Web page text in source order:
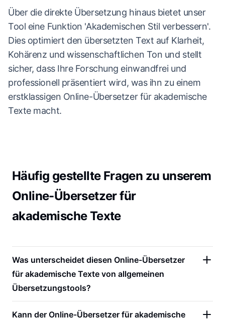
Über die direkte Übersetzung hinaus bietet unser
Tool eine Funktion 'Akademischen Stil verbessern'.
Dies optimiert den übersetzten Text auf Klarheit,
Kohärenz und wissenschaftlichen Ton und stellt
sicher, dass Ihre Forschung einwandfrei und
professionell präsentiert wird, was ihn zu einem
erstklassigen Online-Übersetzer für akademische
Texte macht.
Häufig gestellte Fragen zu unserem
Online-Übersetzer für
akademische Texte
Was unterscheidet diesen Online-Übersetzer
für akademische Texte von allgemeinen
Übersetzungstools?
Kann der Online-Übersetzer für akademische